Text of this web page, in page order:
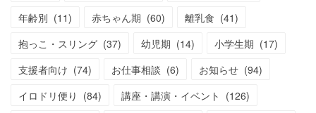
年齢別 (11) 赤ちゃん期 (60) 離乳食 (41)
抱っこ・スリング (37) 幼児期 (14) 小学生期 (17)
支援者向け (74) お仕事相談 (6) お知らせ (94)
イロドリ便り (84) 講座・講演・イベント (126)